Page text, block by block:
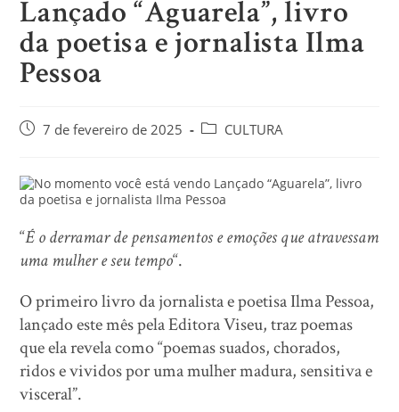
Lançado “Aguarela”, livro
da poetisa e jornalista Ilma
Pessoa
7 de fevereiro de 2025 CULTURA
“É o derramar de pensamentos e emoções que atravessam
uma mulher e seu tempo“.
O primeiro livro da jornalista e poetisa Ilma Pessoa,
lançado este mês pela Editora Viseu, traz poemas
que ela revela como “poemas suados, chorados,
ridos e vividos por uma mulher madura, sensitiva e
visceral”.